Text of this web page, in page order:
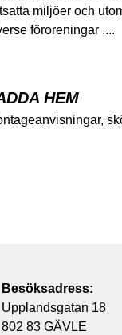
miljöer och
föroreningar ....
HEM
Besöksadress:
Upplandsgatan 18
802 83 GÄVLE